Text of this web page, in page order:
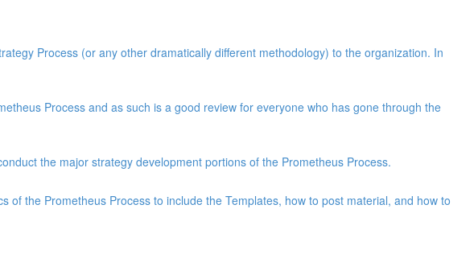
Process (or any other dramatically different methodology) to the organization. In
Process and as such is a good review for everyone who has gone through the
the major strategy development portions of the Prometheus Process.
the Prometheus Process to include the Templates, how to post material, and how to